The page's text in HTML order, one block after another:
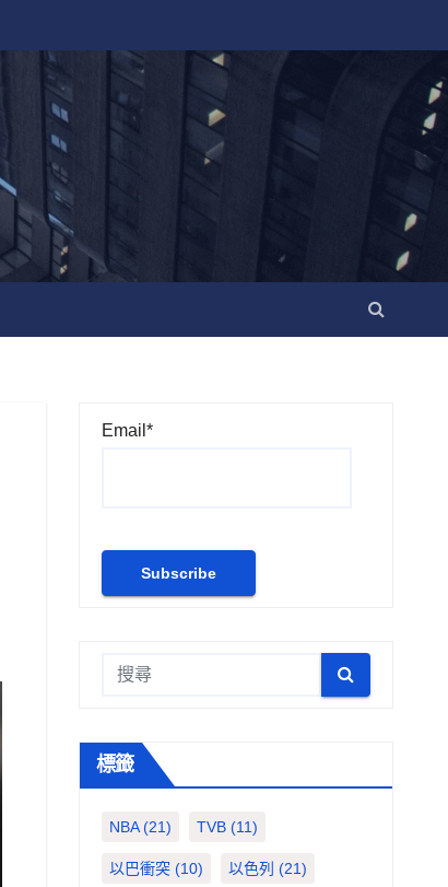
Email*
標籤
NBA(21) TVB(11)
以巴衝突(10) 以色列 (21)